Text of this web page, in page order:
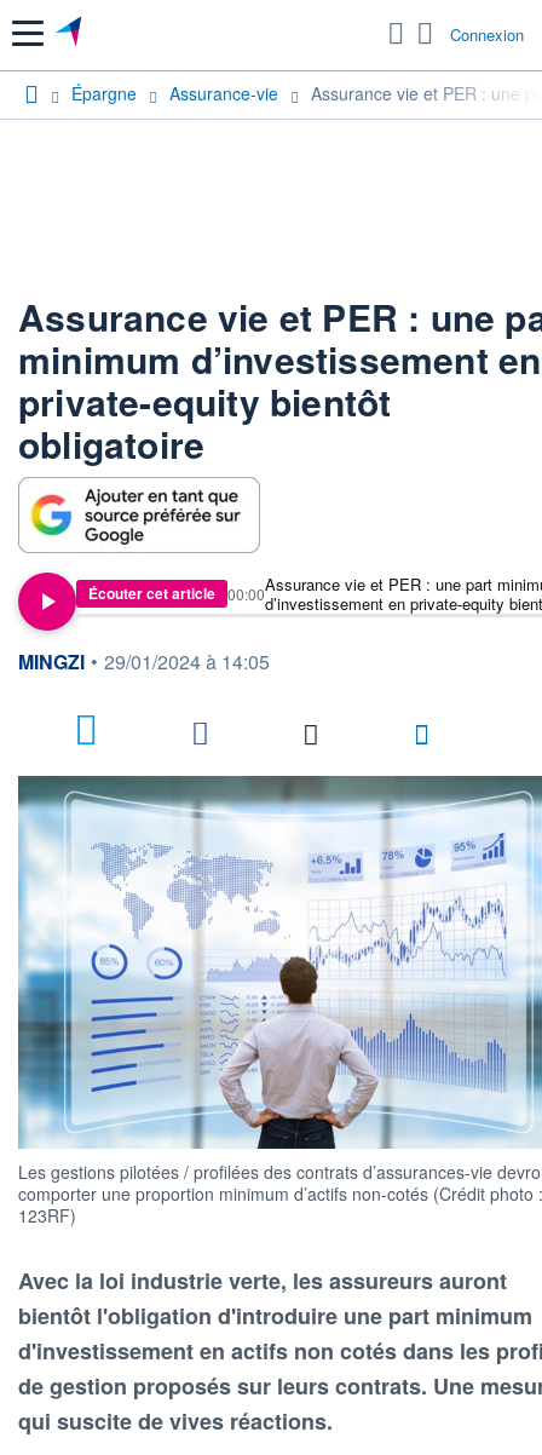
Menu Connexion
Épargne Assurance-vie Assurance vie et PER : une
Assurance vie et PER : une
minimum d’investissement en
private-equity bientôt
obligatoire
Écouter cet article
Assurance vie et PER : une part
d’investissement en private-equity
obligatoire
00:00
information fournie par
MINGZI • 29/01/2024 à 14:05
Les gestions pilotées / profilées des contrats d’assurances-vie
comporter une proportion minimum d’actifs non-cotés (Crédit photo :
123RF)
Avec la loi industrie verte, les assureurs auront
bientôt l'obligation d'introduire une part minimum
d'investissement en actifs non cotés dans les
de gestion proposés sur leurs contrats. Une
qui suscite de vives réactions.